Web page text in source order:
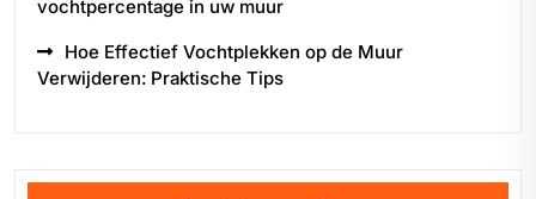
vochtpercentage in uw muur
Hoe Effectief Vochtplekken op de Muur
Verwijderen: Praktische Tips